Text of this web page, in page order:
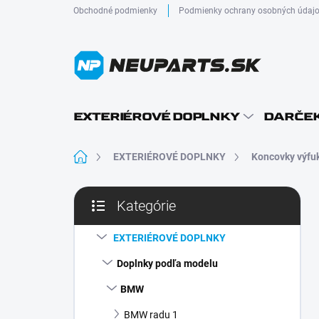
Obchodné podmienky Podmienky ochrany osobných
EXTERIÉROVÉ DOPLNKY
DomovEXTERIÉROVÉ DOPLNKY Koncovky
B
č
kategórie
Kategórie
EXTERIÉROVÉ DOPLNKY
Doplnky podľa modelu
BMW
BMW radu 1